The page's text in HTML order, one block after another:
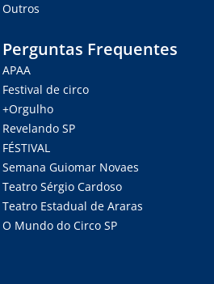
Outros
Perguntas Frequentes
APAA
Festival de circo
+Orgulho
Revelando SP
FÉSTIVAL
Semana Guiomar Novaes
Teatro Sérgio Cardoso
Teatro Estadual de Araras
O Mundo do Circo SP